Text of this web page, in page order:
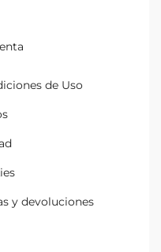
de Uso
y devoluciones